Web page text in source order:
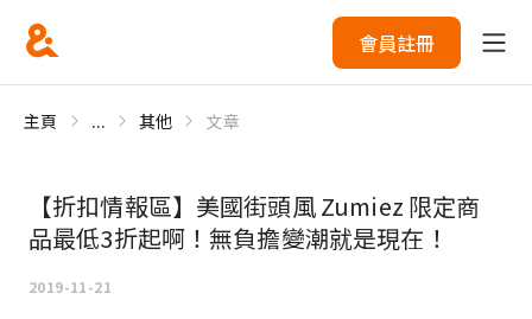
會員註冊
主頁 ... 其他 文章
【折扣情報區】美國街頭風 Zumiez 限定商
品最低3折起啊！無負擔變潮就是現在！
2019-11-21